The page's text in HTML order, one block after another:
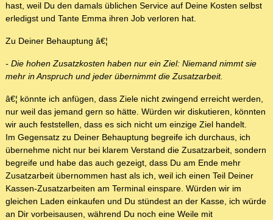
hast, weil Du den damals üblichen Service auf Deine Kosten selbst
erledigst und Tante Emma ihren Job verloren hat.
Zu Deiner Behauptung â€¦
- Die hohen Zusatzkosten haben nur ein Ziel: Niemand nimmt sie
mehr in Anspruch und jeder übernimmt die Zusatzarbeit.
â€¦ könnte ich anfügen, dass Ziele nicht zwingend erreicht werden,
nur weil das jemand gern so hätte. Würden wir diskutieren, könnten
wir auch feststellen, dass es sich nicht um einzige Ziel handelt.
Im Gegensatz zu Deiner Behauptung begreife ich durchaus, ich
übernehme nicht nur bei klarem Verstand die Zusatzarbeit, sondern
begreife und habe das auch gezeigt, dass Du am Ende mehr
Zusatzarbeit übernommen hast als ich, weil ich einen Teil Deiner
Kassen-Zusatzarbeiten am Terminal einspare. Würden wir im
gleichen Laden einkaufen und Du stündest an der Kasse, ich würde
an Dir vorbeisausen, während Du noch eine Weile mit